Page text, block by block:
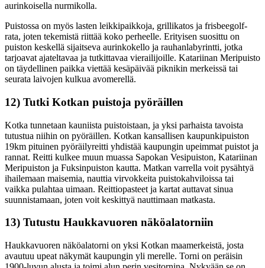
aurinkoisella nurmikolla.
Puistossa on myös lasten leikkipaikkoja, grillikatos ja frisbeegolf-
rata, joten tekemistä riittää koko perheelle. Erityisen suosittu on
puiston keskellä sijaitseva aurinkokello ja rauhanlabyrintti, jotka
tarjoavat ajateltavaa ja tutkittavaa vierailijoille. Katariinan Meripuisto
on täydellinen paikka viettää kesäpäivää piknikin merkeissä tai
seurata laivojen kulkua avomerellä.
12) Tutki Kotkan puistoja pyöräillen
Kotka tunnetaan kauniista puistoistaan, ja yksi parhaista tavoista
tutustua niihin on pyöräillen. Kotkan kansallisen kaupunkipuiston
19km pituinen pyöräilyreitti yhdistää kaupungin upeimmat puistot ja
rannat. Reitti kulkee muun muassa Sapokan Vesipuiston, Katariinan
Meripuiston ja Fuksinpuiston kautta. Matkan varrella voit pysähtyä
ihailemaan maisemia, nauttia virvokkeita puistokahviloissa tai
vaikka pulahtaa uimaan. Reittiopasteet ja kartat auttavat sinua
suunnistamaan, joten voit keskittyä nauttimaan matkasta.
13) Tutustu Haukkavuoren näköalatorniin
Haukkavuoren näköalatorni on yksi Kotkan maamerkeistä, josta
avautuu upeat näkymät kaupungin yli merelle. Torni on peräisin